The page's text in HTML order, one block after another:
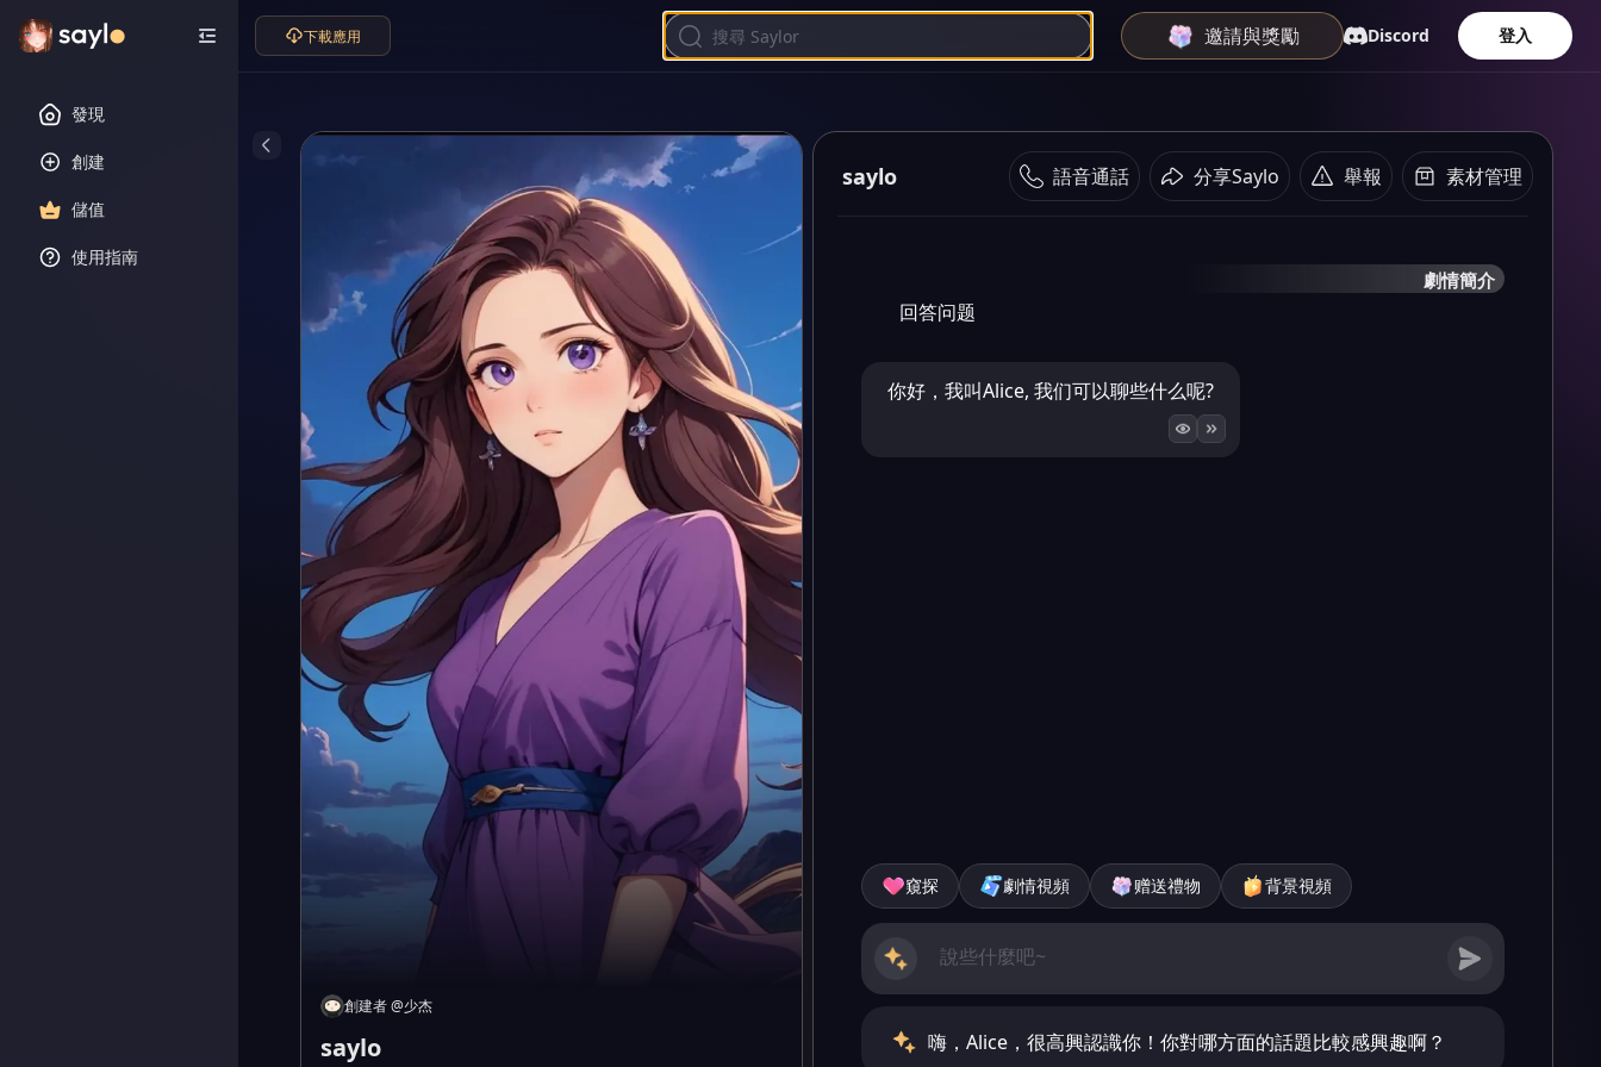
發現
創建
儲值
使用指南
下載應用 邀請與獎勵 Discord 登入
創建者@少杰
saylo
saylo 語音通話 分享Saylo 舉報 素材管理
劇情簡介
回答问题
你好，我叫Alice, 我们可以聊些什么呢?
窺探 劇情視頻 赠送禮物 背景視頻
嗨，Alice，很高興認識你！你對哪方面的話題比較感興趣啊？